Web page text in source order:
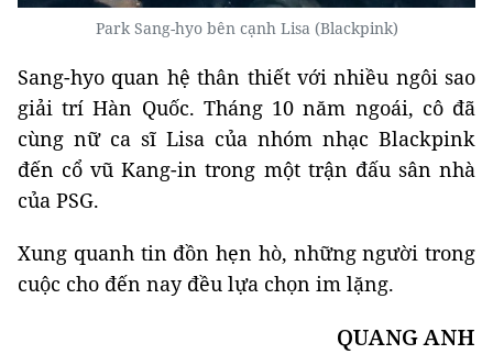
Park Sang-hyo bên cạnh Lisa (Blackpink)
Sang-hyo quan hệ thân thiết với nhiều ngôi sao
giải trí Hàn Quốc. Tháng 10 năm ngoái, cô đã
cùng nữ ca sĩ Lisa của nhóm nhạc Blackpink
đến cổ vũ Kang-in trong một trận đấu sân nhà
của PSG.
Xung quanh tin đồn hẹn hò, những người trong
cuộc cho đến nay đều lựa chọn im lặng.
QUANG ANH